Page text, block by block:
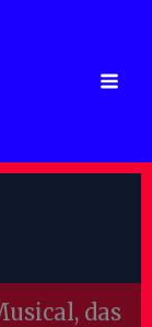
das